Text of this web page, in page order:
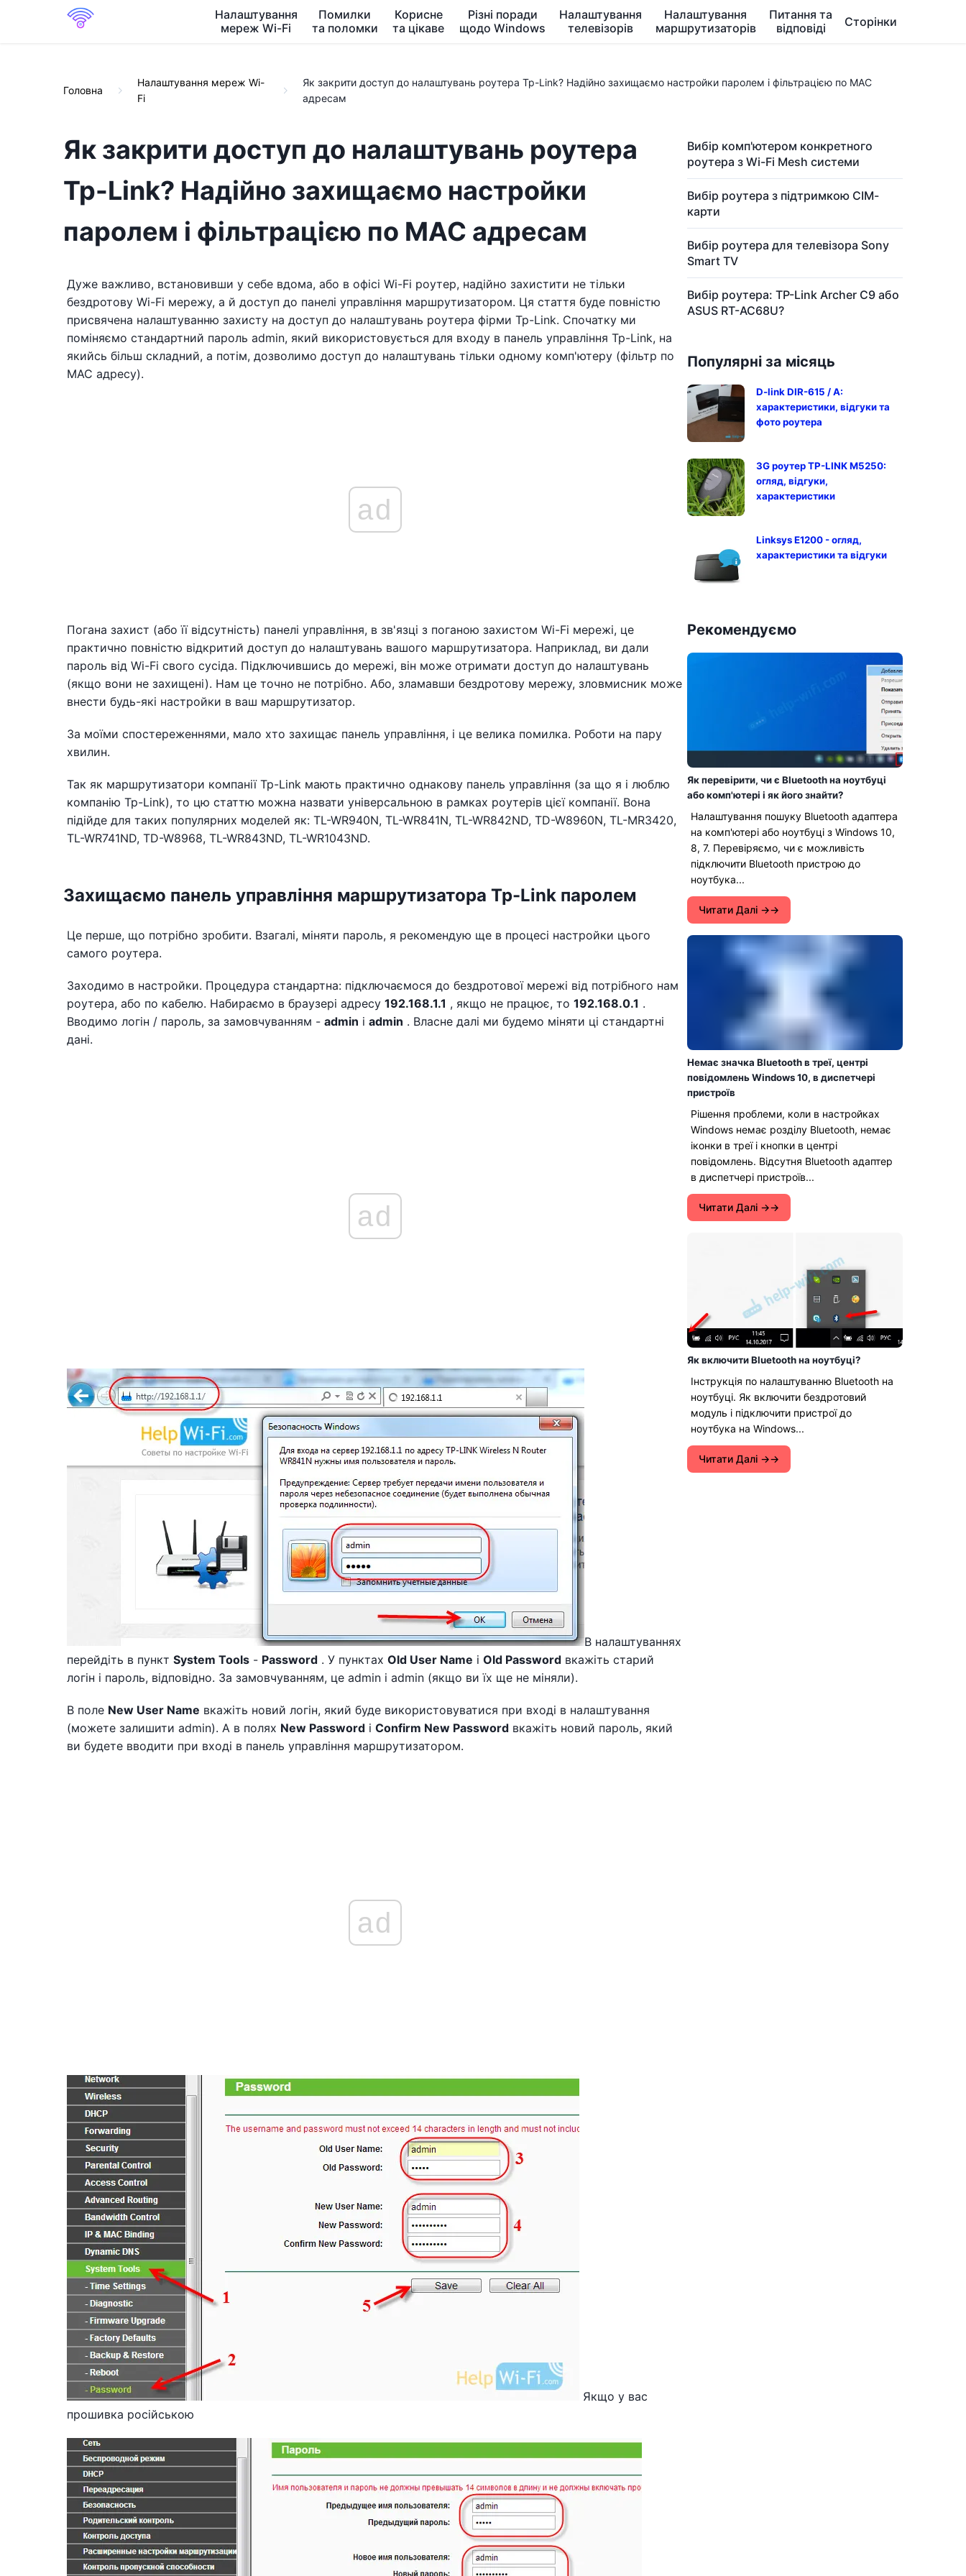
Налаштування
мереж Wi-Fi
Помилки
та поломки
Корисне
та цікаве
Різні поради
щодо Windows
Налаштування
телевізорів
Налаштування
маршрутизаторів
Питання та
відповіді
Сторінки
Головна
Налаштування мереж Wi-
Fi
Як закрити доступ до налаштувань роутера Tp-Link? Надійно захищаємо настройки паролем і фільтрацією по MAC
адресам
Як закрити доступ до налаштувань роутера
Tp-Link? Надійно захищаємо настройки
паролем і фільтрацією по MAC адресам
Дуже важливо, встановивши у себе вдома, або в офісі Wi-Fi роутер, надійно захистити не тільки
бездротову Wi-Fi мережу, а й доступ до панелі управління маршрутизатором. Ця стаття буде повністю
присвячена налаштуванню захисту на доступ до налаштувань роутера фірми Tp-Link. Спочатку ми
поміняємо стандартний пароль admin, який використовується для входу в панель управління Tp-Link, на
якийсь більш складний, а потім, дозволимо доступ до налаштувань тільки одному комп'ютеру (фільтр по
MAC адресу).
ad
Погана захист (або її відсутність) панелі управління, в зв'язці з поганою захистом Wi-Fi мережі, це
практично повністю відкритий доступ до налаштувань вашого маршрутизатора. Наприклад, ви дали
пароль від Wi-Fi свого сусіда. Підключившись до мережі, він може отримати доступ до налаштувань
(якщо вони не захищені). Нам це точно не потрібно. Або, зламавши бездротову мережу, зловмисник може
внести будь-які настройки в ваш маршрутизатор.
За моїми спостереженнями, мало хто захищає панель управління, і це велика помилка. Роботи на пару
хвилин.
Так як маршрутизатори компанії Tp-Link мають практично однакову панель управління (за що я і люблю
компанію Tp-Link), то цю статтю можна назвати універсальною в рамках роутерів цієї компанії. Вона
підійде для таких популярних моделей як: TL-WR940N, TL-WR841N, TL-WR842ND, TD-W8960N, TL-MR3420,
TL-WR741ND, TD-W8968, TL-WR843ND, TL-WR1043ND.
Захищаємо панель управління маршрутизатора Tp-Link паролем
Це перше, що потрібно зробити. Взагалі, міняти пароль, я рекомендую ще в процесі настройки цього
самого роутера.
Заходимо в настройки. Процедура стандартна: підключаємося до бездротової мережі від потрібного нам
роутера, або по кабелю. Набираємо в браузері адресу 192.168.1.1 , якщо не працює, то 192.168.0.1 .
Вводимо логін / пароль, за замовчуванням - admin і admin . Власне далі ми будемо міняти ці стандартні
дані.
ad
В налаштуваннях
перейдіть в пункт System Tools - Password . У пунктах Old User Name і Old Password вкажіть старий
логін і пароль, відповідно. За замовчуванням, це admin і admin (якщо ви їх ще не міняли).
В поле New User Name вкажіть новий логін, який буде використовуватися при вході в налаштування
(можете залишити admin). А в полях New Password і Confirm New Password вкажіть новий пароль, який
ви будете вводити при вході в панель управління маршрутизатором.
ad
Якщо у вас
прошивка російською
Вибір комп'ютером конкретного
роутера з Wi-Fi Mesh системи
Вибір роутера з підтримкою СІМ-
карти
Вибір роутера для телевізора Sony
Smart TV
Вибір роутера: TP-Link Archer C9 або
ASUS RT-AC68U?
Популярні за місяць
D-link DIR-615 / A:
характеристики, відгуки та
фото роутера
3G роутер TP-LINK M5250:
огляд, відгуки,
характеристики
Linksys E1200 - огляд,
характеристики та відгуки
Рекомендуємо
Як перевірити, чи є Bluetooth на ноутбуці
або комп'ютері і як його знайти?
Налаштування пошуку Bluetooth адаптера
на комп'ютері або ноутбуці з Windows 10,
8, 7. Перевіряємо, чи є можливість
підключити Bluetooth пристрою до
ноутбука...
Читати Далі →
Немає значка Bluetooth в треї, центрі
повідомлень Windows 10, в диспетчері
пристроїв
Рішення проблеми, коли в настройках
Windows немає розділу Bluetooth, немає
іконки в треї і кнопки в центрі
повідомлень. Відсутня Bluetooth адаптер
в диспетчері пристроїв...
Читати Далі →
Як включити Bluetooth на ноутбуці?
Інструкція по налаштуванню Bluetooth на
ноутбуці. Як включити бездротовий
модуль і підключити пристрої до
ноутбука на Windows...
Читати Далі →